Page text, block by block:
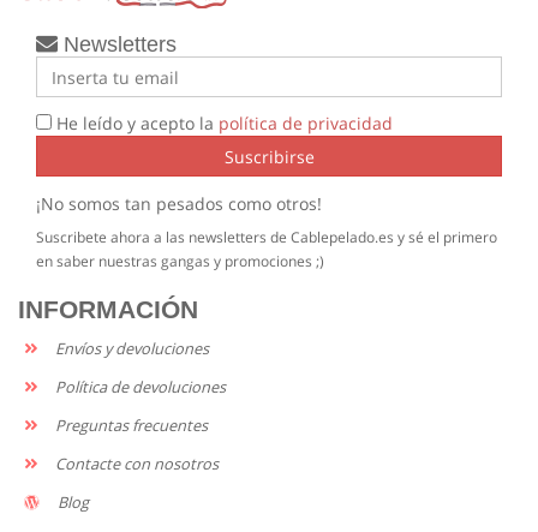
Newsletters
He leído y acepto la política de privacidad
Suscribirse
¡No somos tan pesados como otros!
Suscribete ahora a las newsletters de Cablepelado.es y sé el primero
en saber nuestras gangas y promociones ;)
INFORMACIÓN
Envíos y devoluciones
Política de devoluciones
Preguntas frecuentes
Contacte con nosotros
Blog